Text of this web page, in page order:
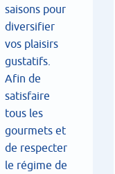
saisons pour
diversifier
vos plaisirs
gustatifs.
Afin de
satisfaire
tous les
gourmets et
de respecter
le régime de